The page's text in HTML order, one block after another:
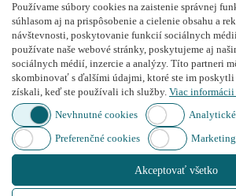
Nájdete nás na
Nájdete nás na
Používame súbory cookies na zaistenie správnej
súhlasom aj na prispôsobenie a cielenie obsahu a
návštevnosti, poskytovanie funkcií sociálnych
používate naše webové stránky, poskytujeme aj
sociálnych médií, inzercie a analýzy. Títo partneri
skombinovať s ďalšími údajmi, ktoré ste im poskytli
získali, keď ste používali ich služby. Viac informácii
Nevhnutné cookies
Preferenčné cookies
Akceptovať všetko